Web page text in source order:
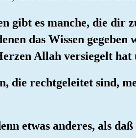
gibt es manche, die dir
das Wissen
Allah versiegelt
die rechtgeleitet sind,
etwas anderes, als